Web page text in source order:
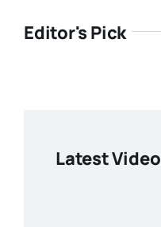
Editor's Pick
Latest Video